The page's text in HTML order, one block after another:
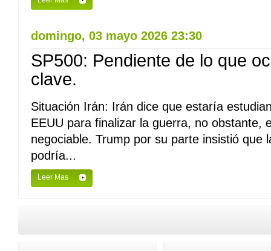
domingo, 03 mayo 2026 23:30
SP500: Pendiente de lo que
clave.
Situación Irán: Irán dice que estaría
EEUU para finalizar la guerra, no obstante,
negociable. Trump por su parte insistió que
podría...
Leer Mas